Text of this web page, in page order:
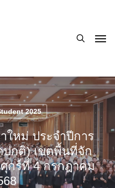
2025
ใหม่ ประจำปีการ
ปกติ) เขตพื้นที่จัก
กร์ที่ 4 กรกฎาคม